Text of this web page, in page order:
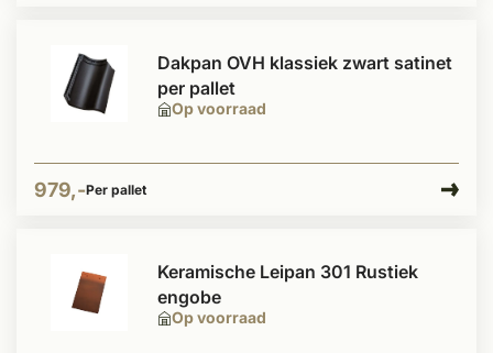
Op voorraad
Dakpan OVH klassiek zwart satinet
per pallet
979,-Per pallet
Op voorraad
Keramische Leipan 301 Rustiek
engobe